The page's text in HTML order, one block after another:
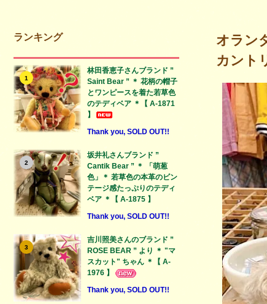
ランキング
1
林田香恵子さんブランド ”
Saint Bear ” ＊ 花柄の帽子
とワンピースを着た若草色
のテディベア ＊【 A-1871
】
Thank you, SOLD OUT!!
2
坂井礼さんブランド ”
Cantik Bear ” ＊ 「萌葱
色」＊ 若草色の本革のビン
テージ感たっぷりのテディ
ベア ＊【 A-1875 】
Thank you, SOLD OUT!!
3
吉川照美さんのブランド ”
ROSE BEAR ” より ＊ "マ
スカット" ちゃん ＊【 A-
1976 】
Thank you, SOLD OUT!!
オラン
カント